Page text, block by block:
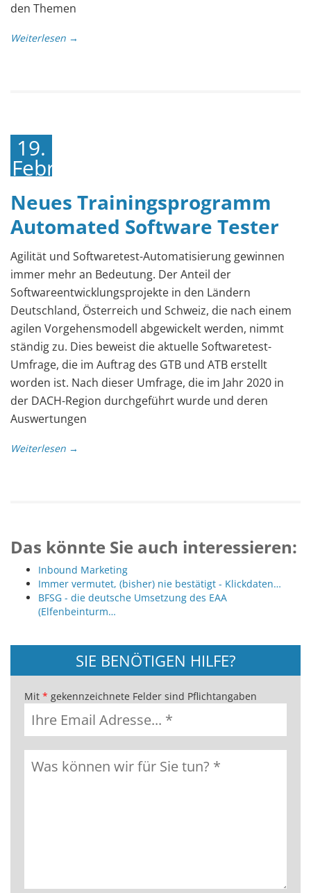
den Themen
Weiterlesen →
19.
Februar
Neues Trainingsprogramm
Automated Software Tester
Agilität und Softwaretest-Automatisierung gewinnen
immer mehr an Bedeutung. Der Anteil der
Softwareentwicklungsprojekte in den Ländern
Deutschland, Österreich und Schweiz, die nach einem
agilen Vorgehensmodell abgewickelt werden, nimmt
ständig zu. Dies beweist die aktuelle Softwaretest-
Umfrage, die im Auftrag des GTB und ATB erstellt
worden ist. Nach dieser Umfrage, die im Jahr 2020 in
der DACH-Region durchgeführt wurde und deren
Auswertungen
Weiterlesen →
Das könnte Sie auch interessieren:
Inbound Marketing
Immer vermutet, (bisher) nie bestätigt - Klickdaten…
BFSG - die deutsche Umsetzung des EAA
(Elfenbeinturm…
SIE BENÖTIGEN HILFE?
Mit * gekennzeichnete Felder sind Pflichtangaben